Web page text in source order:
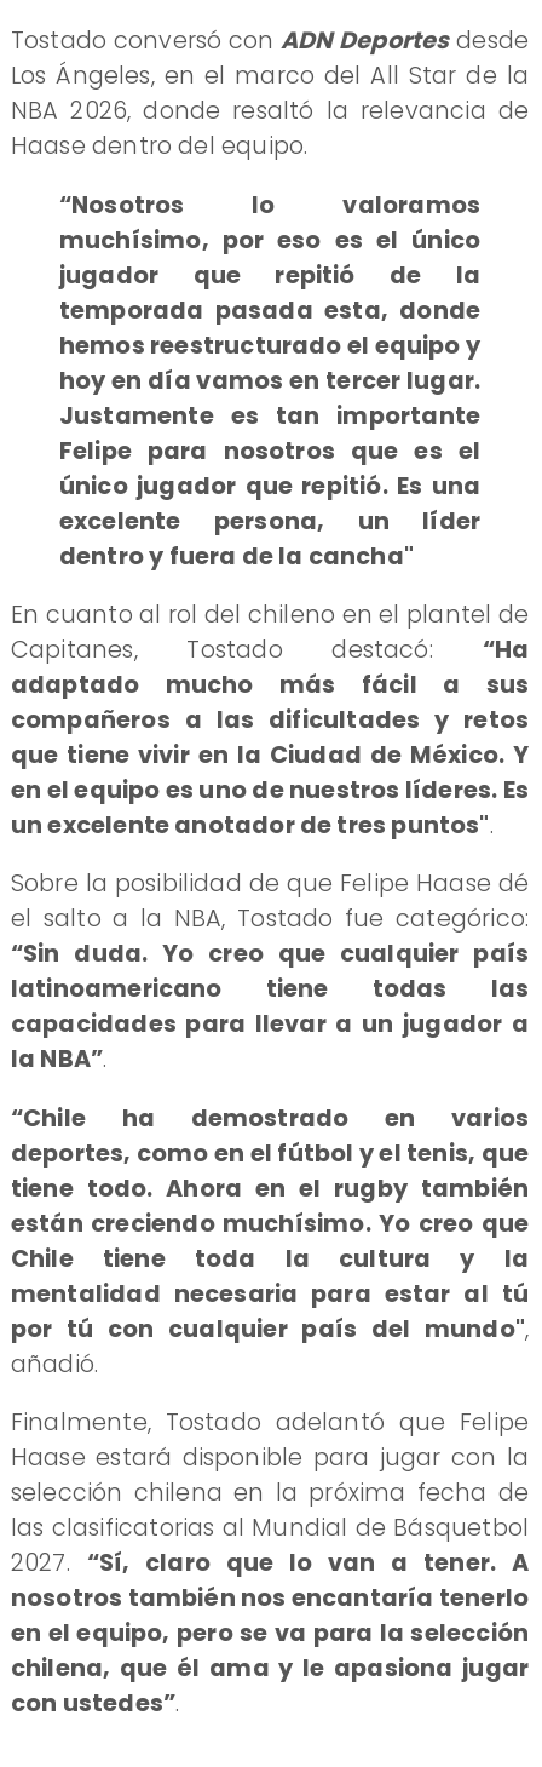
Tostado conversó con ADN Deportesdesde
Los Ángeles, en el marco del All Star de la
NBA 2026, donde resaltó la relevancia de
Haase dentro del equipo.
“Nosotros lo valoramos
muchísimo, por eso es el único
jugador que repitió de la
temporada pasada esta, donde
hemos reestructurado el equipo y
hoy en día vamos en tercer lugar.
Justamente es tan importante
Felipe para nosotros que es el
único jugador que repitió. Es una
excelente persona, un líder
dentro y fuera de la cancha"
En cuanto al rol del chileno en el plantel de
Capitanes, Tostado destacó: “Ha
adaptado mucho más fácil a sus
compañeros a las dificultades y retos
que tiene vivir en la Ciudad de México. Y
en el equipo es uno de nuestros líderes. Es
un excelente anotador de tres puntos".
Sobre la posibilidad de que Felipe Haase dé
el salto a la NBA, Tostado fue categórico:
“Sin duda. Yo creo que cualquier país
latinoamericano tiene todas las
capacidades para llevar a un jugador a
la NBA”.
“Chile ha demostrado en varios
deportes, como en el fútbol y el tenis, que
tiene todo. Ahora en el rugby también
están creciendo muchísimo. Yo creo que
Chile tiene toda la cultura y la
mentalidad necesaria para estar al tú
por tú con cualquier país del mundo",
añadió.
Finalmente, Tostado adelantó que Felipe
Haase estará disponible para jugar con la
selección chilena en la próxima fecha de
las clasificatorias al Mundial de Básquetbol
2027. “Sí, claro que lo van a tener. A
nosotros también nos encantaría tenerlo
en el equipo, pero se va para la selección
chilena, que él ama y le apasiona jugar
con ustedes”.